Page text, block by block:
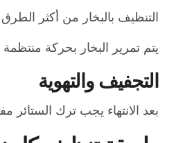
التنظيف بالبخار من أكثر
يتم تمرير البخار بحركة
التجفيف والتهوية
بعد الانتهاء يجب ترك الستائر